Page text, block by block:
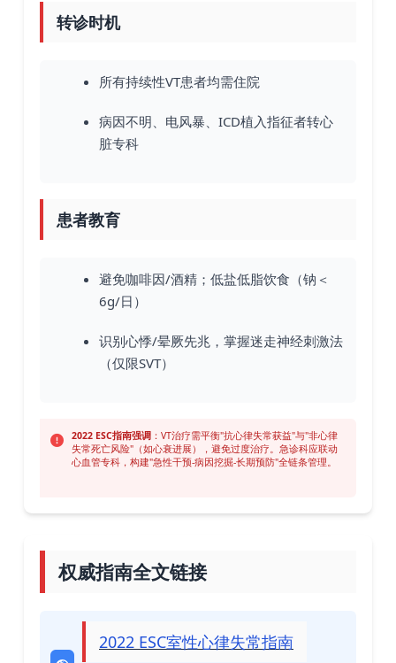
转诊时机
所有持续性VT患者均需住院
病因不明、电风暴、ICD植入指征者转心
脏专科
患者教育
避免咖啡因/酒精；低盐低脂饮食（钠＜
6g/日）
识别心悸/晕厥先兆，掌握迷走神经刺激法
（仅限SVT）
2022 ESC指南强调 ：VT治疗需平衡"抗心律失常获益"与"非心律
失常死亡风险"（如心衰进展），避免过度治疗。急诊科应联动
心血管专科，构建"急性干预-病因挖掘-长期预防"全链条管理。
权威指南全文链接
2022 ESC室性心律失常指南